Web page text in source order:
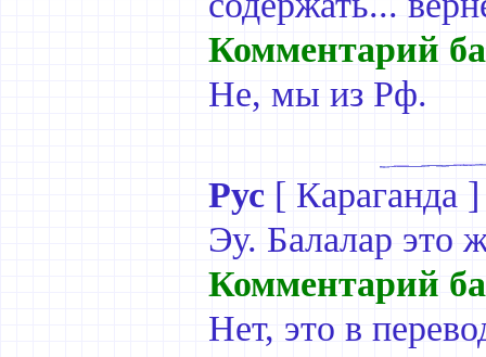
Комментарий
Не, мы из Рф.
Рус [ Караганда ]
Эу. Балалар это
Комментарий
Нет, это в